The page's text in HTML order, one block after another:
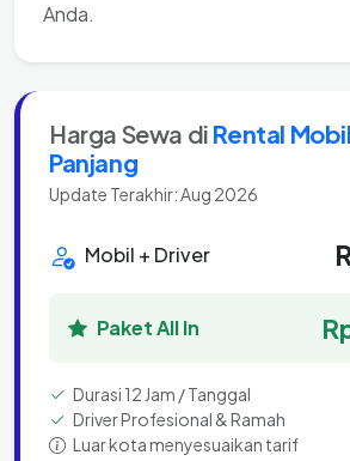
Anda.
Harga Sewa di Rental
Panjang
Update Terakhir: Aug 2026
Mobil + Driver
Paket All In
Durasi 12 Jam / Tanggal
Driver Profesional & Ramah
Luar kota menyesuaikan tarif